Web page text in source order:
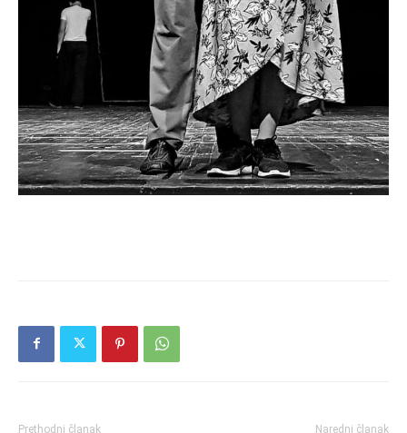
Prethodni članak Naredni članak